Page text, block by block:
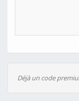
Déjà un code